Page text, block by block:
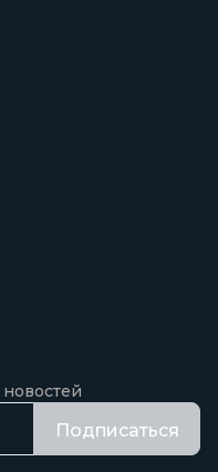
Подписаться